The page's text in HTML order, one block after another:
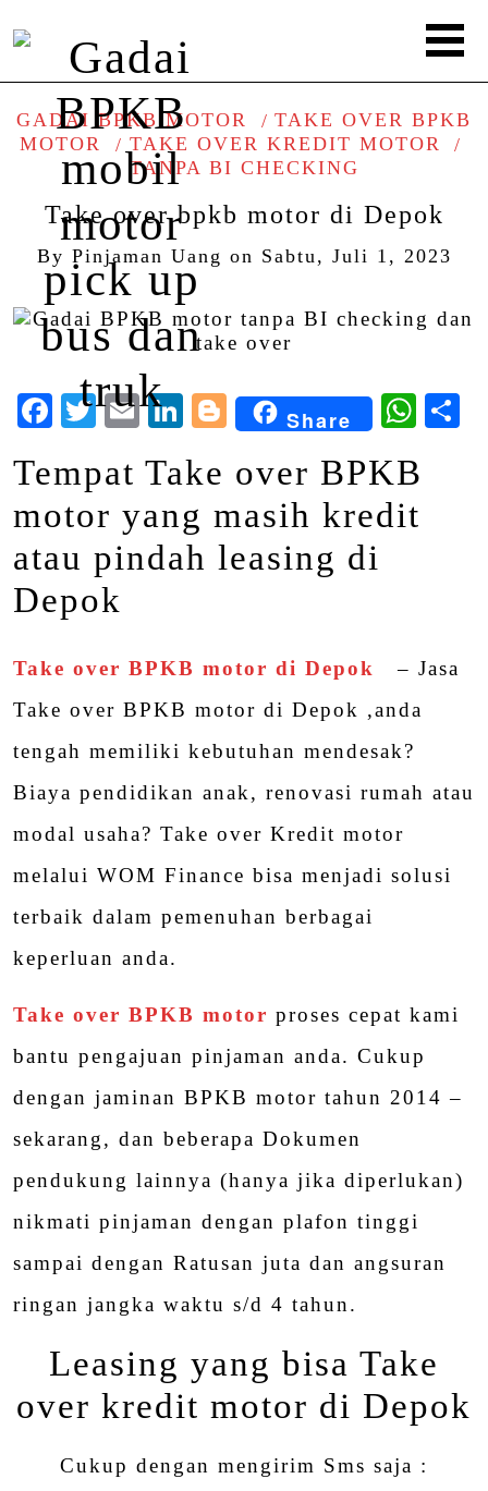
GADAI BPKB MOTOR
TAKE OVER BPKB
MOTOR
TAKE OVER KREDIT MOTOR
TANPA BI CHECKING
Take over bpkb motor di Depok
By Pinjaman Uang on Sabtu, Juli 1, 2023
Facebook
Twitter
EmailLinkedIn
Blogger
Share
Tempat Take over BPKB
motor yang masih kredit
atau pindah leasing di
Depok
Take over BPKB motor di Depok
– Jasa
Take over BPKB motor di Depok ,anda
tengah memiliki kebutuhan mendesak?
Biaya pendidikan anak, renovasi rumah atau
modal usaha? Take over Kredit motor
melalui WOM Finance bisa menjadi solusi
terbaik dalam pemenuhan berbagai
keperluan anda.
Take over BPKB motor proses cepat kami
bantu pengajuan pinjaman anda. Cukup
dengan jaminan BPKB motor tahun 2014 –
sekarang, dan beberapa Dokumen
pendukung lainnya (hanya jika diperlukan)
nikmati pinjaman dengan plafon tinggi
sampai dengan Ratusan juta dan angsuran
ringan jangka waktu s/d 4 tahun.
Leasing yang bisa Take
over kredit motor di Depok
Cukup dengan mengirim Sms saja :